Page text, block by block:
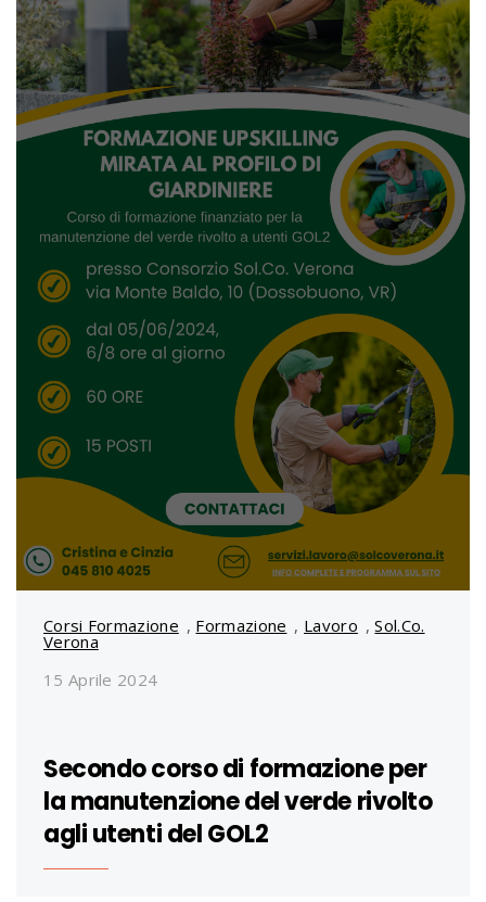
Corsi Formazione , Formazione , Lavoro ,Sol.Co.
Verona
15 Aprile 2024
Secondo corso di formazione per
la manutenzione del verde rivolto
agli utenti del GOL2